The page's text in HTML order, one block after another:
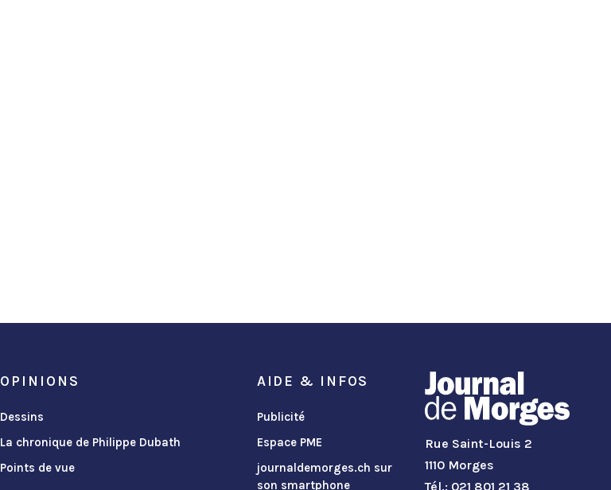
OPINIONS
Dessins
La chronique de Philippe Dubath
Points de vue
AIDE & INFOS
Publicité
Espace PME
journaldemorges.ch sur
son smartphone
Rue Saint-Louis 2
1110 Morges
Tél.: 021 801 21 38